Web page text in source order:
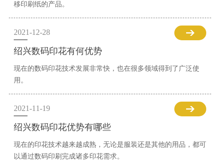
移印刷纸的产品。
2021-12-28
绍兴数码印花有何优势
现在的数码印花技术发展非常快，也在很多领域得到了广泛使
用。
2021-11-19
绍兴数码印花优势有哪些
现在的印花技术越来越成熟，无论是服装还是其他的用品，都可
以通过数码印刷完成诸多印花需求。